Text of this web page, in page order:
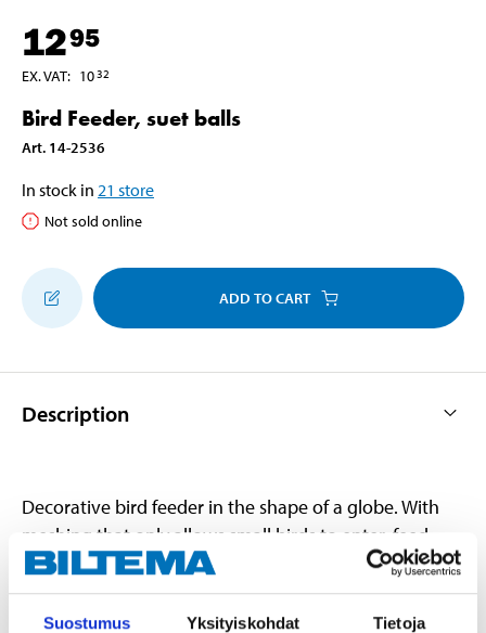
Suostumus Yksityiskohdat Tietoja
1295
EX. VAT: 1032
Bird Feeder, suet balls
Art. 14-2536
In stock in 21 store
Not sold online
ADD TO CART
Description
Decorative bird feeder in the shape of a globe. With
meshing that only allows small birds to enter, feed
holder for suet balls, refill hatch on top and steel wire
hanging hoop.